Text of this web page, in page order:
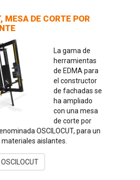
MESA DE CORTE POR
La gama de
herramientas
de EDMA para
el constructor
de fachadas se
ha ampliado
con una mesa
de corte por
OSCILOCUT, para un
aislantes.